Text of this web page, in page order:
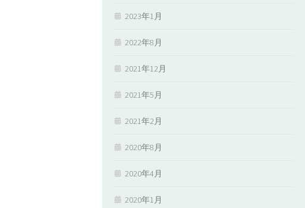
2023年1月
2022年8月
2021年12月
2021年5月
2021年2月
2020年8月
2020年4月
2020年1月